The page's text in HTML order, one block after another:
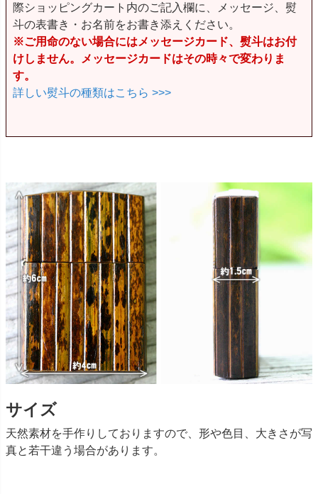
際ショッピングカート内のご記入欄に、メッセージ、熨
斗の表書き・お名前をお書き添えください。
※ご用命のない場合にはメッセージカード、熨斗はお付
けしません。メッセージカードはその時々で変わりま
す。
詳しい熨斗の種類はこちら >>>
サイズ
天然素材を手作りしておりますので、形や色目、大きさが写
真と若干違う場合があります。